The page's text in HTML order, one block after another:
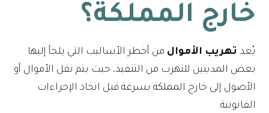
خارج المملكة؟
يُعد تهريب الأموال من أخطر الأساليب التي يلجأ إليها
بعض المدينين للتهرب من التنفيذ، حيث يتم نقل الأموال أو
الأصول إلى خارج المملكة بسرعة قبل اتخاذ الإجراءات
القانونية.